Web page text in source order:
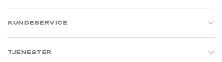
KUNDESERVICE
TJENESTER